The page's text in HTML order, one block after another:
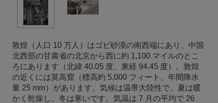
敦煌（人口 10 万人）はゴビ砂漠の南西端にあり、中国
北西部の甘粛省の北京から西に約 1,100 マイルのとこ
ろにあります（北緯 40.05 度、東経 94.45 度）。敦煌
の近くには莫高窟（標高約 5,000 フィート、年間降水
量 25 mm）があります。気候は温帯大陸性で、夏は暖
かく乾燥し、冬は寒いです。気温は 7 月の平均で 26